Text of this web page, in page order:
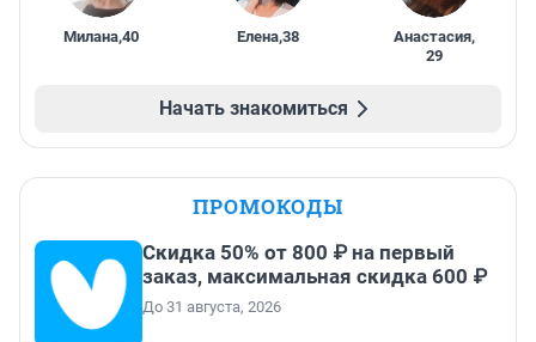
Милана,40 Елена,38 Анастасия,
29
Начать знакомиться
ПРОМОКОДЫ
Скидка 50% от 800 ₽ на первый
заказ, максимальная скидка 600 ₽
До 31 августа, 2026